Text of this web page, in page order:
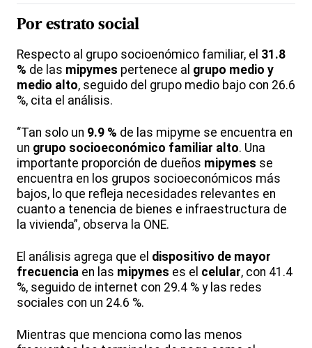
Por estrato social
Respecto al grupo socioenómico familiar, el 31.8
% de las mipymes pertenece al grupo medio y
medio alto, seguido del grupo medio bajo con 26.6
%, cita el análisis.
“Tan solo un 9.9 % de las mipyme se encuentra en
un grupo socioeconómico familiar alto. Una
importante proporción de dueños mipymes se
encuentra en los grupos socioeconómicos más
bajos, lo que refleja necesidades relevantes en
cuanto a tenencia de bienes e infraestructura de
la vivienda”, observa la ONE.
El análisis agrega que el dispositivo de mayor
frecuencia en las mipymes es el celular, con 41.4
%, seguido de internet con 29.4 % y las redes
sociales con un 24.6 %.
Mientras que menciona como las menos